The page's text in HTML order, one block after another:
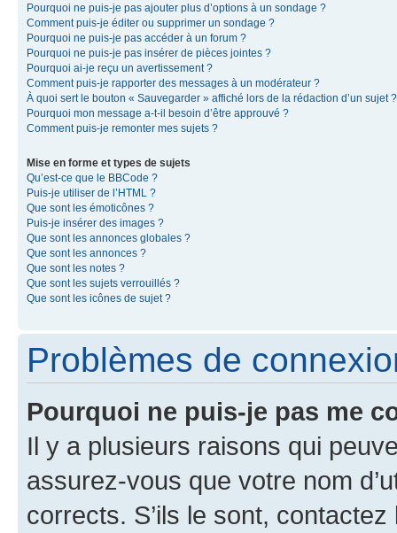
Pourquoi ne puis-je pas ajouter plus d’options à un sondage ?
Comment puis-je éditer ou supprimer un sondage ?
Pourquoi ne puis-je pas accéder à un forum ?
Pourquoi ne puis-je pas insérer de pièces jointes ?
Pourquoi ai-je reçu un avertissement ?
Comment puis-je rapporter des messages à un modérateur ?
À quoi sert le bouton « Sauvegarder » affiché lors de la rédaction d’un sujet ?
Pourquoi mon message a-t-il besoin d’être approuvé ?
Comment puis-je remonter mes sujets ?
Mise en forme et types de sujets
Qu’est-ce que le BBCode ?
Puis-je utiliser de l’HTML ?
Que sont les émoticônes ?
Puis-je insérer des images ?
Que sont les annonces globales ?
Que sont les annonces ?
Que sont les notes ?
Que sont les sujets verrouillés ?
Que sont les icônes de sujet ?
Problèmes de
Pourquoi ne puis-je pas me
Il y a plusieurs raisons qui
assurez-vous que votre nom
corrects. S’ils le sont,